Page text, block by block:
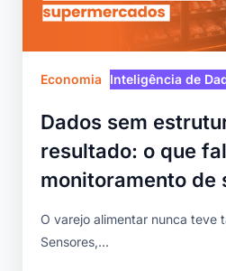
Economia Inteligência de
Dados sem
resultado: o que
monitoramento de
O varejo alimentar nunca teve
Sensores,...